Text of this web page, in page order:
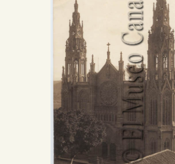
ACTIVIDADES
EL MUSEO
COLECCIONES
DIDÁCTICA